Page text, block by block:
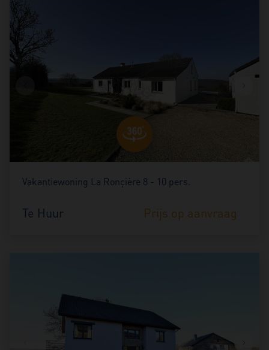
Vakantiewoning La Ronçière 8 - 10 pers.
Te Huur Prijs op aanvraag